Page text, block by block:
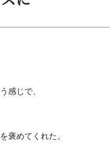
感じで、
褒めてくれた。